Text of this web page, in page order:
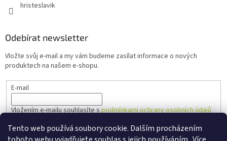
Tento web používá soubory cookie. Dalším procházením
hristeslavik
Odebírat newsletter
Vložte svůj e-mail a my vám budeme zasílat informace o nových
produktech na našem e-shopu.
E-mail
Vložením e-mailu souhlasíte spodmínkami ochrany osobních údajů
PŘIHLÁSIT SE